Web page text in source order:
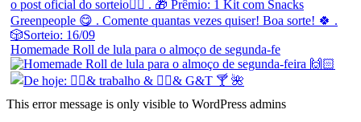
Homemade Roll de lula para o almoço de segunda-fe
This error message is only visible to WordPress admins